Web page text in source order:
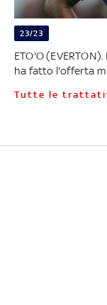
23/23
ETO'O
ha fatto l'offerta
Tutte le